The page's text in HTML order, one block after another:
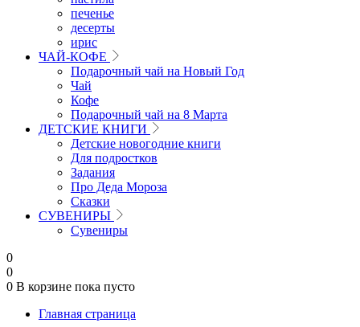
печенье
десерты
ирис
ЧАЙ-КОФЕ
Подарочный чай на Новый Год
Чай
Кофе
Подарочный чай на 8 Марта
ДЕТСКИЕ КНИГИ
Детские новогодние книги
Для подростков
Задания
Про Деда Мороза
Сказки
СУВЕНИРЫ
Сувениры
0
0
0 В корзине пока пусто
Главная страница